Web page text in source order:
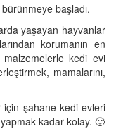
başladı.
yaşayan hayvanlar
korumanın en
kedi evi
mamalarını,
için şahane kedi evleri
kadar kolay. 🙂